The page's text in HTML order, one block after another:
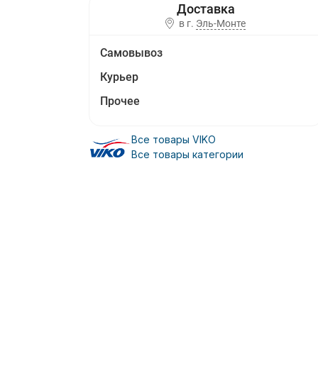
в г. Эль-Монте
Самовывоз
Курьер
Прочее
Все товары VIKO
Все товары категории